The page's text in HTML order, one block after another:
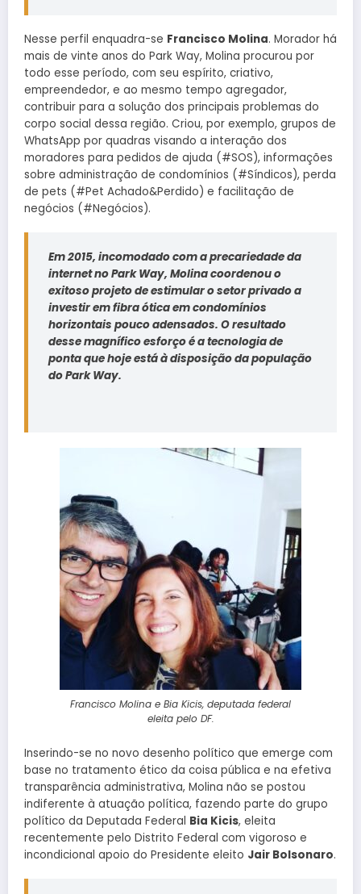
Nesse perfil enquadra-se Francisco Molina. Morador há
mais de vinte anos do Park Way, Molina procurou por
todo esse período, com seu espírito, criativo,
empreendedor, e ao mesmo tempo agregador,
contribuir para a solução dos principais problemas do
corpo social dessa região. Criou, por exemplo, grupos de
WhatsApp por quadras visando a interação dos
moradores para pedidos de ajuda (#SOS), informações
sobre administração de condomínios (#Síndicos), perda
de pets (#Pet Achado&Perdido) e facilitação de
negócios (#Negócios).
Em 2015, incomodado com a precariedade da
internet no Park Way, Molina coordenou o
exitoso projeto de estimular o setor privado a
investir em fibra ótica em condomínios
horizontais pouco adensados. O resultado
desse magnífico esforço é a tecnologia de
ponta que hoje está à disposição da população
do Park Way.
Francisco Molina e Bia Kicis, deputada federal
eleita pelo DF.
Inserindo-se no novo desenho político que emerge com
base no tratamento ético da coisa pública e na efetiva
transparência administrativa, Molina não se postou
indiferente à atuação política, fazendo parte do grupo
político da Deputada Federal Bia Kicis, eleita
recentemente pelo Distrito Federal com vigoroso e
incondicional apoio do Presidente eleito Jair Bolsonaro.